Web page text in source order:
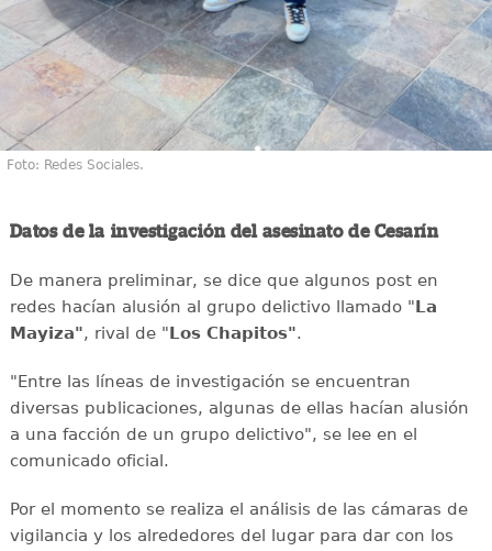
Foto: Redes Sociales.
Datos de la investigación del asesinato de Cesarín
De manera preliminar, se dice que algunos post en
redes hacían alusión al grupo delictivo llamado "La
Mayiza", rival de "Los Chapitos".
"Entre las líneas de investigación se encuentran
diversas publicaciones, algunas de ellas hacían alusión
a una facción de un grupo delictivo", se lee en el
comunicado oficial.
Por el momento se realiza el análisis de las cámaras de
vigilancia y los alrededores del lugar para dar con los